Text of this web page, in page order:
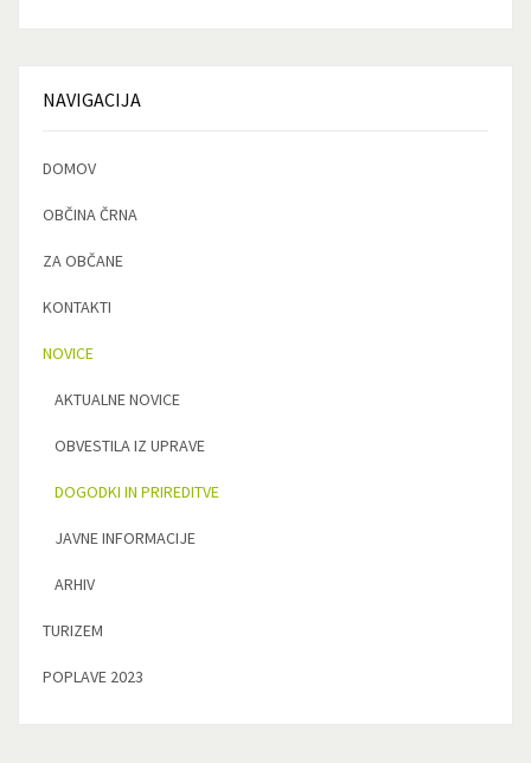
NAVIGACIJA
DOMOV
OBČINA ČRNA
ZA OBČANE
KONTAKTI
NOVICE
AKTUALNE NOVICE
OBVESTILA IZ UPRAVE
DOGODKI IN PRIREDITVE
JAVNE INFORMACIJE
ARHIV
TURIZEM
POPLAVE 2023